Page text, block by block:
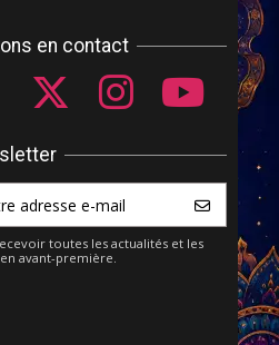
en contact
toutes les actualités et les
avant-première.